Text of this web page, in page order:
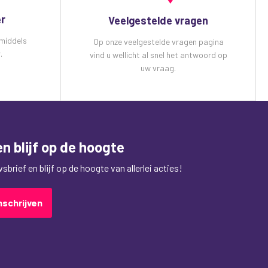
Veelgestelde vragen
Op onze veelgestelde vragen pagina
vind u wellicht al snel het antwoord op
uw vraag.
blijf op de hoogte
en blijf op de hoogte van allerlei acties!